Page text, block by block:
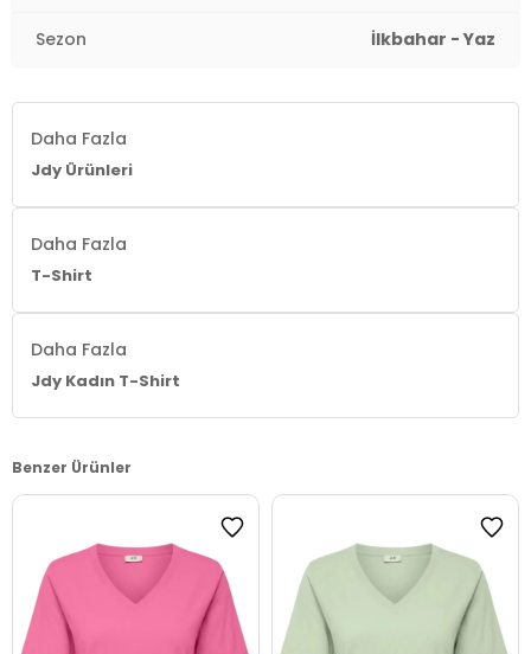
Sezon İlkbahar - Yaz
Daha Fazla
Jdy Ürünleri
Daha Fazla
T-Shirt
Daha Fazla
Jdy Kadın T-Shirt
Benzer Ürünler